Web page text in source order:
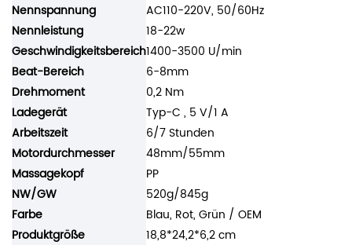
Nennspannung
AC110-220V, 50/60Hz
Nennleistung
18-22w
Geschwindigkeitsbereich1400-3500 U/min
Beat-Bereich
6-8mm
Drehmoment
0,2 Nm
Ladegerät
Typ-C , 5 V/1 A
Arbeitszeit
6/7 Stunden
Motordurchmesser
48mm/55mm
Massagekopf
PP
NW/GW
520g/845g
Farbe
Blau, Rot, Grün / OEM
Produktgröße
18,8*24,2*6,2 cm